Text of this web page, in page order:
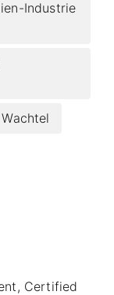
Industrie
Wachtel
Certified